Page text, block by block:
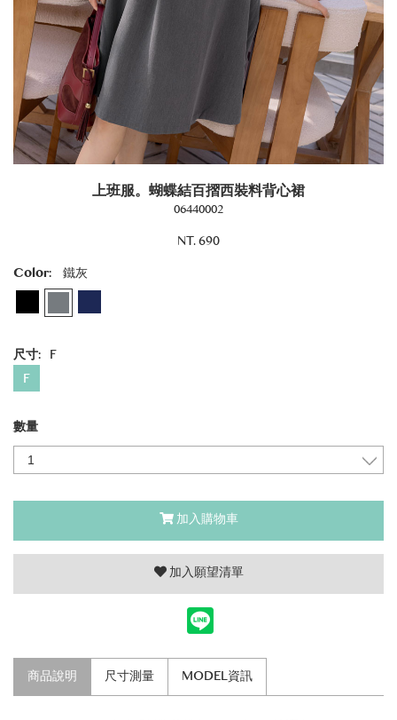
上班服。蝴蝶結百摺西裝料背心裙
06440002
NT. 690
Color:
鐵灰
尺寸: F
F
數量
加入購物車
加入願望清單
商品說明 尺寸測量 MODEL資訊